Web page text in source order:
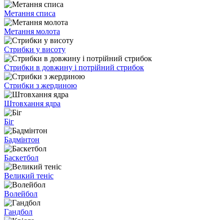
Метання списа
Метання молота
Стрибки у висоту
Стрибки в довжину і потрійний стрибок
Стрибки з жердиною
Штовхання ядра
Біг
Бадмінтон
Баскетбол
Великий теніс
Волейбол
Гандбол